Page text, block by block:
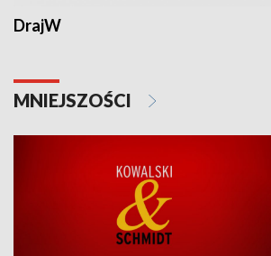
DrajW
MNIEJSZOŚCI